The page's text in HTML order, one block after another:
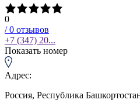
0
/0 отзывов
+7 (347) 20...
Показать номер
Адрес:
Россия, Республика